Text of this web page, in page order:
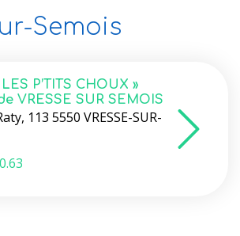
Semois
P’TITS CHOUX »
VRESSE SUR SEMOIS
113 5550 VRESSE-SUR-